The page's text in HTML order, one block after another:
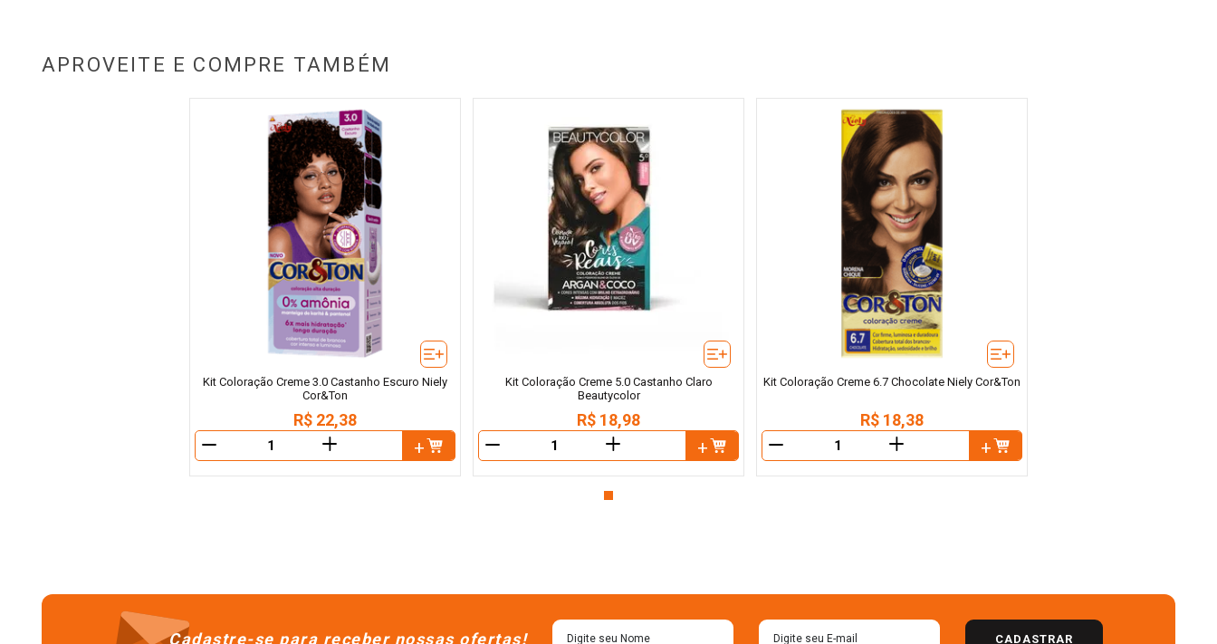
APROVEITE E COMPRE TAMBÉM
Kit Coloração Creme 3.0 Castanho Escuro Niely
Cor&Ton
R$ 22,38
＋
Kit Coloração Creme 5.0 Castanho Claro
Beautycolor
R$ 18,98
＋
Kit Coloração Creme 6.7 Chocolate Niely Cor&Ton
R$ 18,38
＋
Cadastre-se para receber nossas ofertas! CADASTRAR